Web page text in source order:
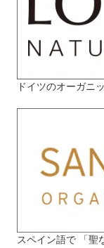
ドイツのオーガニ
スペイン語で 「聖